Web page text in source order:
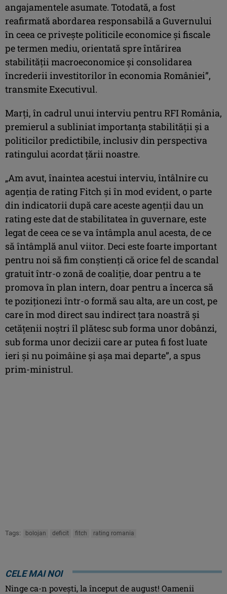
angajamentele asumate. Totodată, a fost
reafirmată abordarea responsabilă a Guvernului
în ceea ce priveşte politicile economice şi fiscale
pe termen mediu, orientată spre întărirea
stabilităţii macroeconomice şi consolidarea
încrederii investitorilor în economia României”,
transmite Executivul.
Marţi, în cadrul unui interviu pentru RFI România,
premierul a subliniat importanţa stabilităţii şi a
politicilor predictibile, inclusiv din perspectiva
ratingului acordat ţării noastre.
„Am avut, înaintea acestui interviu, întâlnire cu
agenţia de rating Fitch şi în mod evident, o parte
din indicatorii după care aceste agenţii dau un
rating este dat de stabilitatea în guvernare, este
legat de ceea ce se va întâmpla anul acesta, de ce
să întâmplă anul viitor. Deci este foarte important
pentru noi să fim conştienţi că orice fel de scandal
gratuit într-o zonă de coaliţie, doar pentru a te
promova în plan intern, doar pentru a încerca să
te poziţionezi într-o formă sau alta, are un cost, pe
care în mod direct sau indirect ţara noastră şi
cetăţenii noştri îl plătesc sub forma unor dobânzi,
sub forma unor decizii care ar putea fi fost luate
ieri şi nu poimâine şi aşa mai departe”, a spus
prim-ministrul.
Tags: bolojan deficit fitch rating romania
CELE MAI NOI
Ninge ca-n povești, la început de august! Oamenii